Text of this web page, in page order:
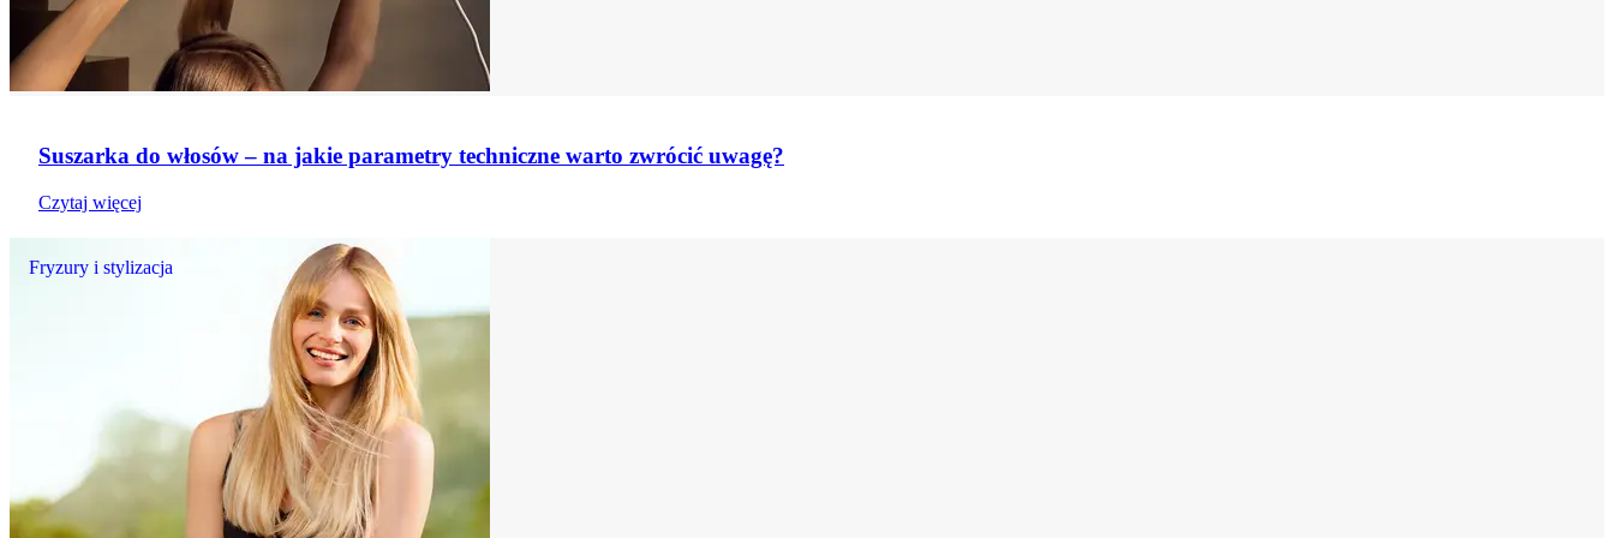
Suszarka do włosów – na jakie parametry techniczne warto zwrócić uwagę?
Czytaj więcej
Fryzury i stylizacja